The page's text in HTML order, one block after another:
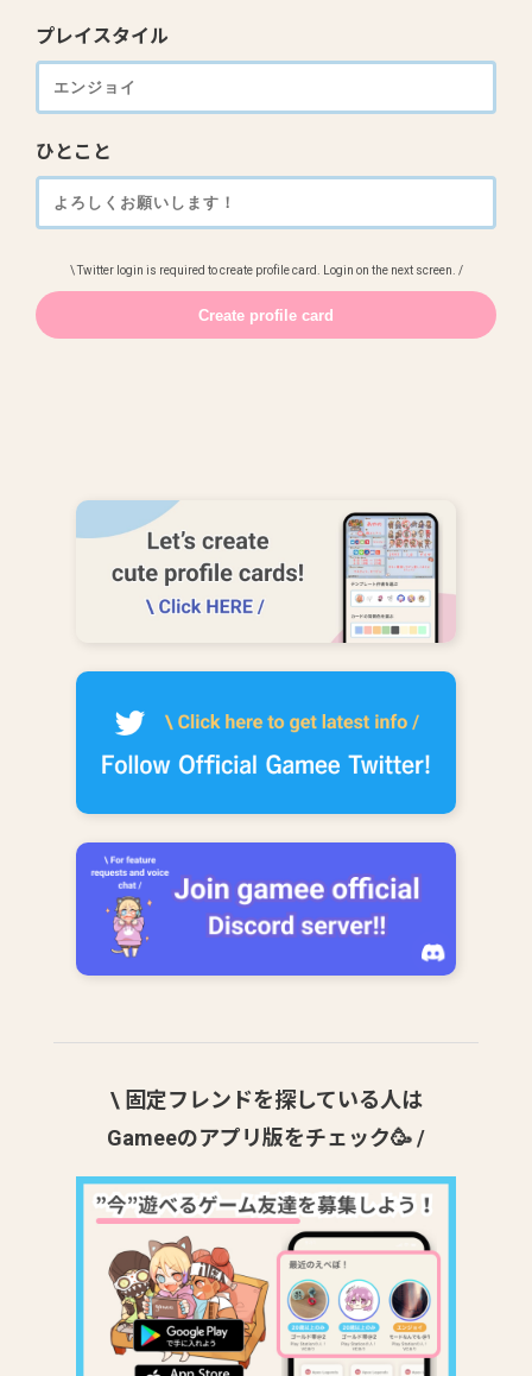
プレイスタイル
ひとこと
\ Twitter login is required to create profile card. Login on the next screen. /
\ 固定フレンドを探している人は
Gameeのアプリ版をチェック🥳 /